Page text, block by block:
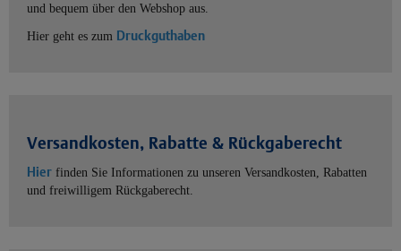
und bequem über den Webshop aus.
Hier geht es zum Druckguthaben
Versandkosten, Rabatte & Rückgaberecht
Hier finden Sie Informationen zu unseren Versandkosten, Rabatten
und freiwilligem Rückgaberecht.